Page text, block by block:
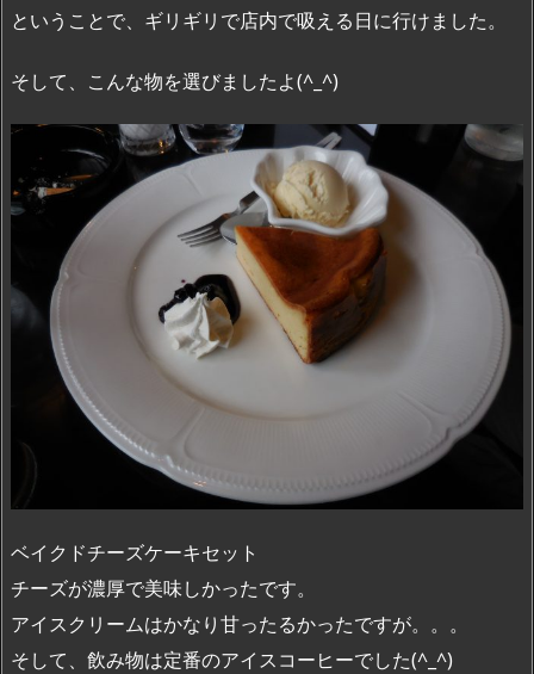
ということで、ギリギリで店内で吸える日に行けました。
そして、こんな物を選びましたよ(^_^)
ベイクドチーズケーキセット
チーズが濃厚で美味しかったです。
アイスクリームはかなり甘ったるかったですが。。。
そして、飲み物は定番のアイスコーヒーでした(^_^)